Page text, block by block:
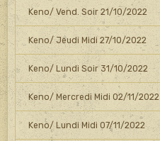
Keno/ Vend. Soir 21/10/2022
Keno/ Jeudi Midi 27/10/2022
Keno/ Lundi Soir 31/10/2022
Keno/ Mercredi Midi 02/11/2022
Keno/ Lundi Midi 07/11/2022